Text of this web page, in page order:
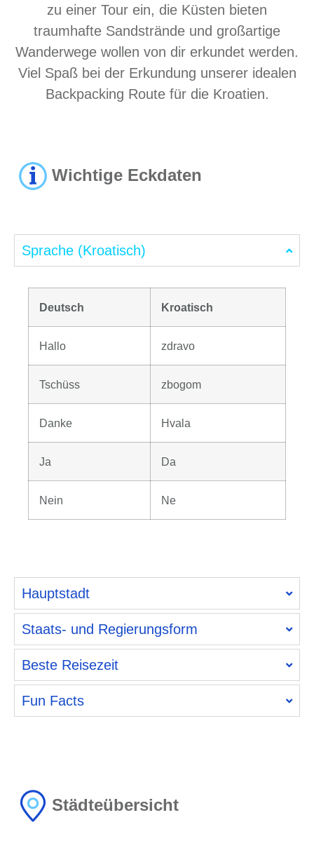
zu einer Tour ein, die Küsten bieten
traumhafte Sandstrände und großartige
Wanderwege wollen von dir erkundet werden.
Viel Spaß bei der Erkundung unserer idealen
Backpacking Route für die Kroatien.
Wichtige Eckdaten
Sprache (Kroatisch)
Deutsch Kroatisch
Hallo zdravo
Tschüss zbogom
Danke Hvala
Ja Da
Nein Ne
Hauptstadt
Staats- und Regierungsform
Beste Reisezeit
Fun Facts
Städteübersicht